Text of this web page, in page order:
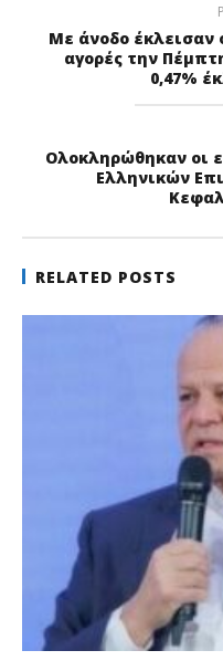
Με άνοδο έκλεισαν
αγορές την
0,47%
Ολοκληρώθηκαν οι
Ελληνικών
RELATED POSTS